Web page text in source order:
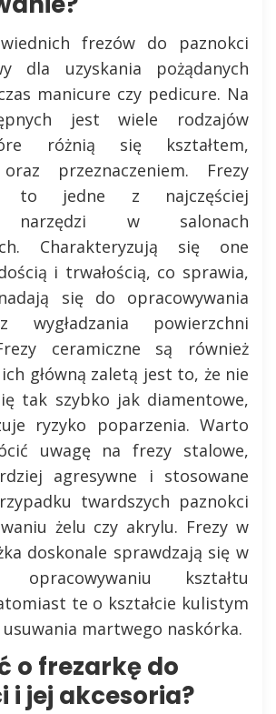
frezów do paznokci
dla uzyskania pożądanych
manicure czy pedicure. Na
jest wiele rodzajów
różnią się kształtem,
przeznaczeniem. Frezy
to jedne z najczęściej
narzędzi w salonach
Charakteryzują się one
i trwałością, co sprawia,
się do opracowywania
wygładzania powierzchni
ceramiczne są również
główną zaletą jest to, że nie
tak szybko jak diamentowe,
ryzyko poparzenia. Warto
uwagę na frezy stalowe,
agresywne i stosowane
twardszych paznokci
żelu czy akrylu. Frezy w
doskonale sprawdzają się w
opracowywaniu kształtu
te o kształcie kulistym
martwego naskórka.
o frezarkę do
i jej akcesoria?